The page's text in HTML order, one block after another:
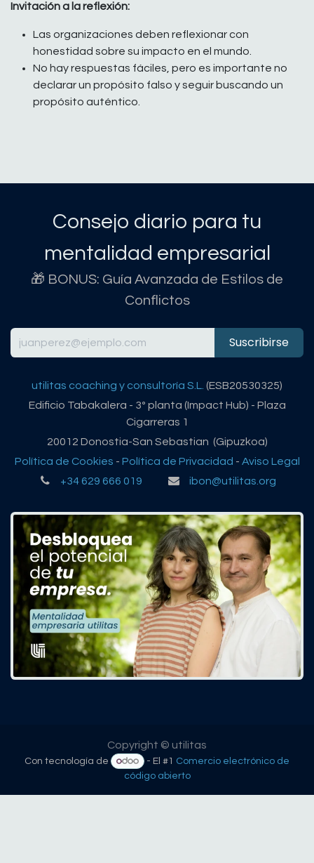
Invitación a la reflexión:
Las organizaciones deben reflexionar con
honestidad sobre su impacto en el mundo.
No hay respuestas fáciles, pero es importante no
declarar un propósito falso y seguir buscando un
propósito auténtico.
Consejo diario para tu
mentalidad empresarial
🎁 BONUS: Guía Avanzada de Estilos de
Conflictos
Suscribirse
utilitas coaching y consultoría S.L. (ESB20530325)
Edificio Tabakalera - 3º planta (Impact Hub) - Plaza
Cigarreras 1
20012 Donostia-San Sebastian (Gipuzkoa)
Política de Cookies - Política de Privacidad - Aviso Legal
+34 629 666 019
ibon@utilitas.org
Copyright © utilitas
Con tecnología de - El #1 Comercio electrónico de
código abierto